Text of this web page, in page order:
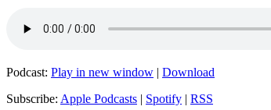
Podcast: Play in new window | Download
Subscribe: Apple Podcasts | Spotify | RSS